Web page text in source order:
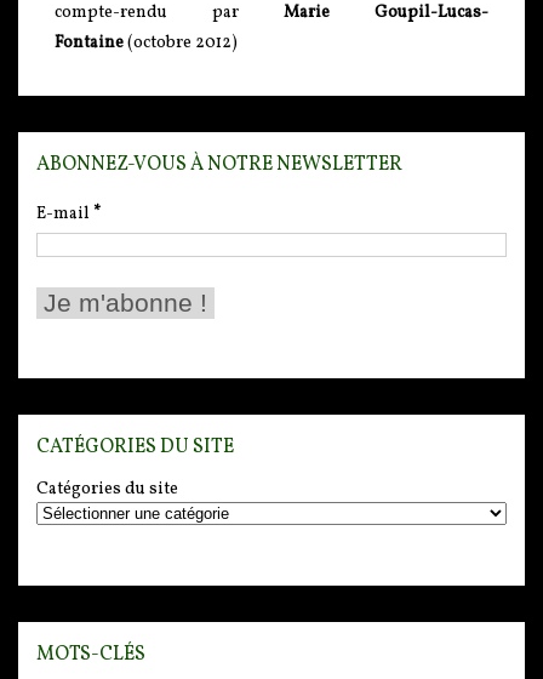
compte-rendu par Marie Goupil-Lucas-
Fontaine(octobre 2012)
ABONNEZ-VOUS À NOTRE NEWSLETTER
E-mail *
CATÉGORIES DU SITE
Catégories du site
MOTS-CLÉS